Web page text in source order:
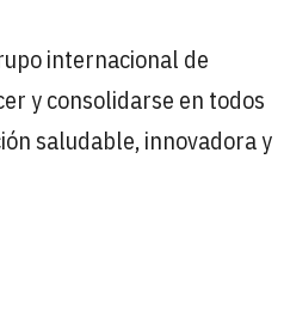
internacional de
y consolidarse en todos
saludable, innovadora y